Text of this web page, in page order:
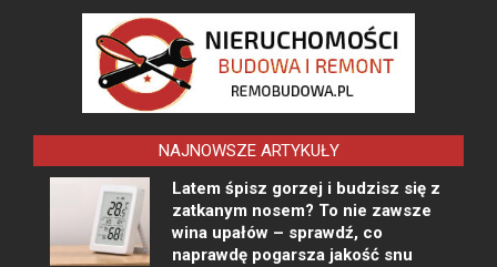
NAJNOWSZE ARTYKUŁY
Latem śpisz gorzej i budzisz się z
zatkanym nosem? To nie zawsze
wina upałów – sprawdź, co
naprawdę pogarsza jakość snu